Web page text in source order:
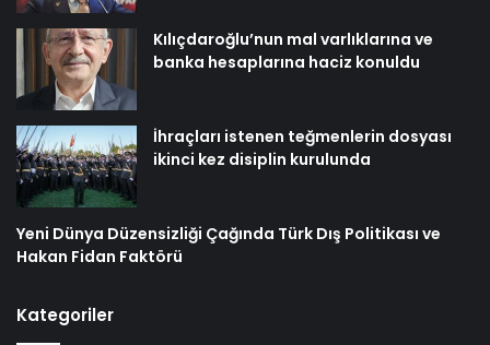
Kılıçdaroğlu’nun mal varlıklarına ve
banka hesaplarına haciz konuldu
İhraçları istenen teğmenlerin dosyası
ikinci kez disiplin kurulunda
Yeni Dünya Düzensizliği Çağında Türk Dış Politikası ve
Hakan Fidan Faktörü
Kategoriler